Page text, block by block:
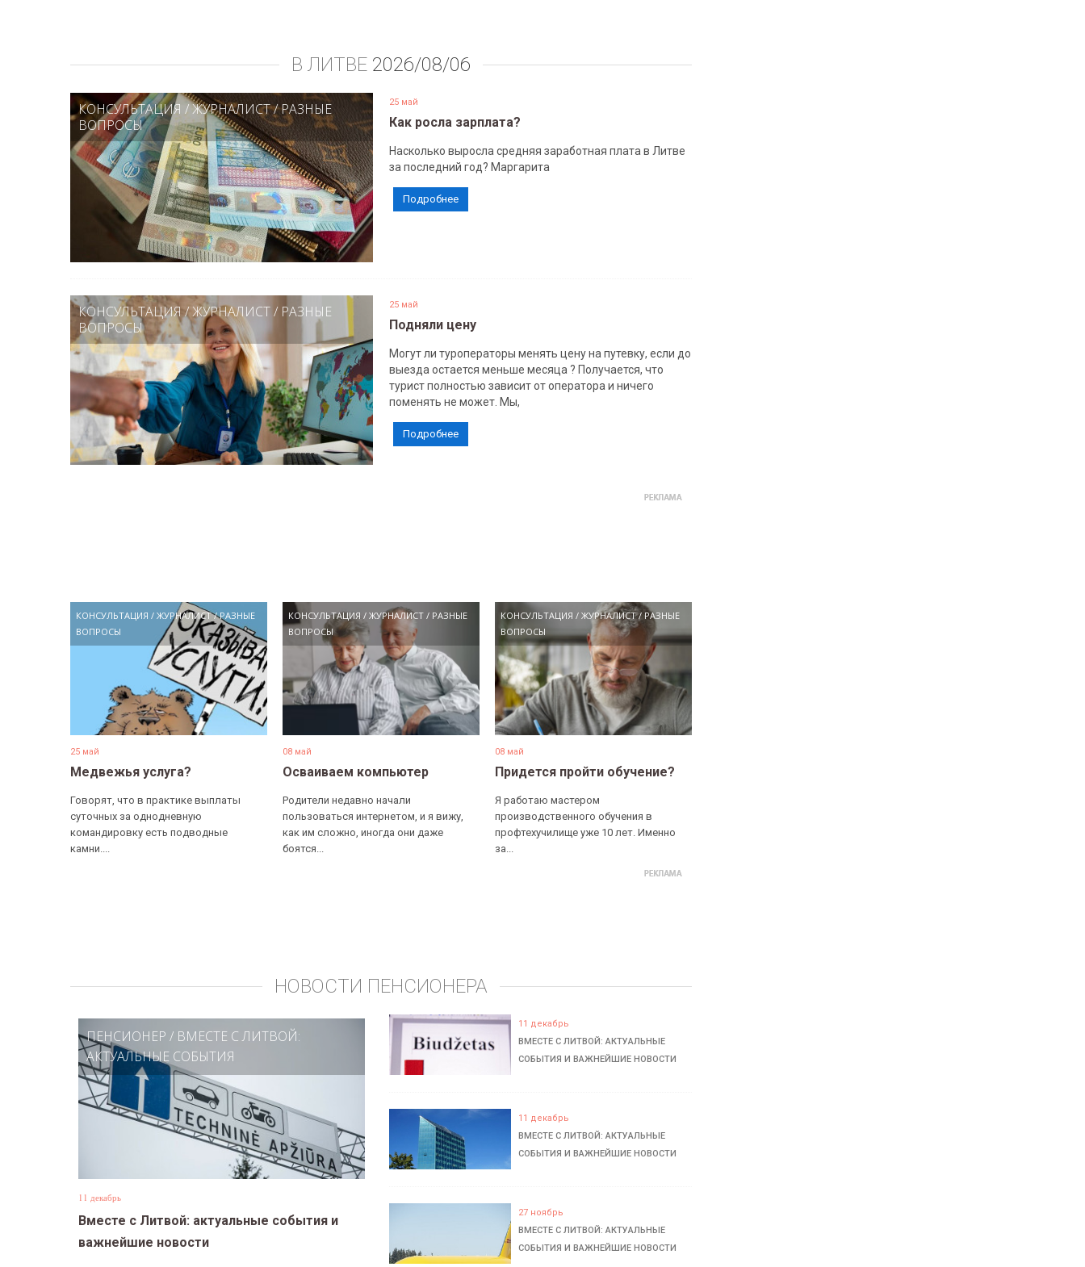
В ЛИТВЕ 2026/08/06
КОНСУЛЬТАЦИЯ /ЖУРНАЛИСТ/РАЗНЫЕ
ВОПРОСЫ
25 май
Как росла зарплата?
Насколько выросла средняя заработная плата в Литве
за последний год? Маргарита
Подробнее
КОНСУЛЬТАЦИЯ/ЖУРНАЛИСТ/ РАЗНЫЕ
ВОПРОСЫ
25 май
Подняли цену
Могут ли туроператоры менять цену на путевку, если до
выезда остается меньше месяца ? Получается, что
турист полностью зависит от оператора и ничего
поменять не может. Мы,
Подробнее
КОНСУЛЬТАЦИЯ / ЖУРНАЛИСТ/РАЗНЫЕ
ВОПРОСЫ
25 май
Медвежья услуга?
Говорят, что в практике выплаты
суточных за однодневную
командировку есть подводные
камни....
КОНСУЛЬТАЦИЯ /ЖУРНАЛИСТ / РАЗНЫЕ
ВОПРОСЫ
08 май
Осваиваем компьютер
Родители недавно начали
пользоваться интернетом, и я вижу,
как им сложно, иногда они даже
боятся...
КОНСУЛЬТАЦИЯ /ЖУРНАЛИСТ/ РАЗНЫЕ
ВОПРОСЫ
08 май
Придется пройти обучение?
Я работаю мастером
производственного обучения в
профтехучилище уже 10 лет. Именно
за...
НОВОСТИ ПЕНСИОНЕРА
ПЕНСИОНЕР / ВМЕСТЕ С ЛИТВОЙ:
АКТУАЛЬНЫЕ СОБЫТИЯ
11 декабрь
Вместе с Литвой: актуальные события и
важнейшие новости
11 декабрь
ВМЕСТЕ С ЛИТВОЙ: АКТУАЛЬНЫЕ
СОБЫТИЯ И ВАЖНЕЙШИЕ НОВОСТИ
11 декабрь
ВМЕСТЕ С ЛИТВОЙ: АКТУАЛЬНЫЕ
СОБЫТИЯ И ВАЖНЕЙШИЕ НОВОСТИ
27 ноябрь
ВМЕСТЕ С ЛИТВОЙ: АКТУАЛЬНЫЕ
СОБЫТИЯ И ВАЖНЕЙШИЕ НОВОСТИ